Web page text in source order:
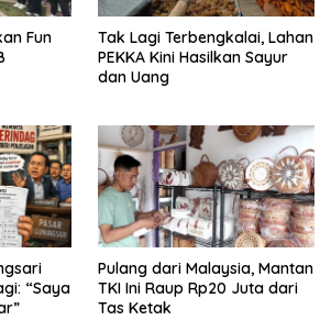
Fun
Tak Lagi Terbengkalai, Lahan
PEKKA Kini Hasilkan Sayur
dan Uang
“Saya
Pulang dari Malaysia, Mantan
TKI Ini Raup Rp20 Juta dari
Tas Ketak